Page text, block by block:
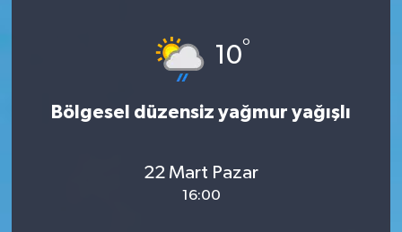
10°
Bölgesel düzensiz yağmur yağışlı
22 Mart Pazar
16:00